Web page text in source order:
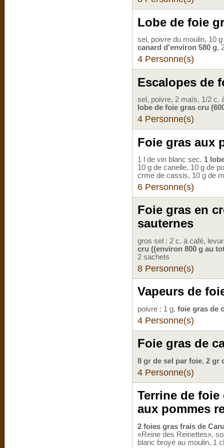
Lobe de foie
sel, poivre du moulin, 10
canard d'environ 580 g,
4 Personne(s)
Escalopes de
sel, poivre, 2 maïs, 1/2 c.
lobe de foie gras cru
4 Personne(s)
Foie gras aux
1 l de vin blanc sec, 1
10 g de canelle, 10 g de
crme de cassis, 10 g de
6 Personne(s)
Foie gras en
sauternes
gros sel : 2 c. à café,
cru ((environ 800 g au
2 sachets
8 Personne(s)
Vapeurs de
poivre : 1 g, foie gras de
4 Personne(s)
Foie gras de
8 gr de sel par foie, 2 gr
4 Personne(s)
Terrine de foie
aux pommes
2 foies gras frais de
«Reine des Reinettes»,
blanc broyé au moulin, 1